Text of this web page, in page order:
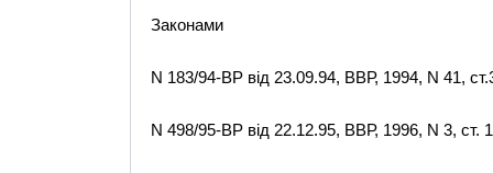
Законами
N 183/94-ВР від 23.09.94, ВВР, 1994, N 41,
N 498/95-ВР від 22.12.95, ВВР, 1996, N 3, ст.